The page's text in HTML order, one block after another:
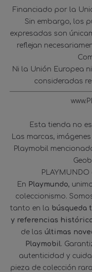
Financiado por la
Sin embargo, los
expresadas son
reflejan
Ni la Unión Europea
consideradas
Esta tienda no
Las marcas,
Playmobil
En Playmundo,
coleccionismo.
tanto en la búsqueda
y referencias
de las últimas
Playmobil.
autenticidad y
pieza de colección